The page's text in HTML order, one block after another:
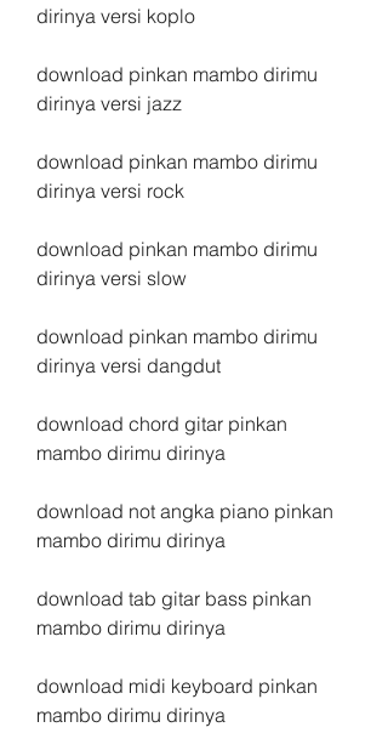
dirinya versi koplo
download pinkan mambo dirimu
dirinya versi jazz
download pinkan mambo dirimu
dirinya versi rock
download pinkan mambo dirimu
dirinya versi slow
download pinkan mambo dirimu
dirinya versi dangdut
download chord gitar pinkan
mambo dirimu dirinya
download not angka piano pinkan
mambo dirimu dirinya
download tab gitar bass pinkan
mambo dirimu dirinya
download midi keyboard pinkan
mambo dirimu dirinya